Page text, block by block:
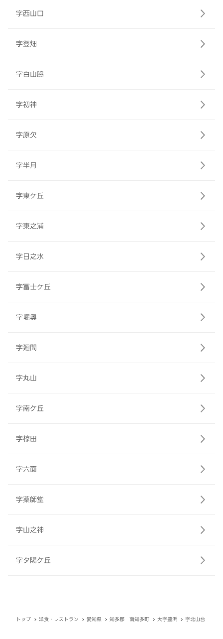
字西山口
字登畑
字白山脇
字初神
字原欠
字半月
字東ケ丘
字東之浦
字日之水
字冨士ケ丘
字堀奥
字廻間
字丸山
字南ケ丘
字椋田
字六面
字薬師堂
字山之神
字夕陽ケ丘
トップ 洋食・レストラン 愛知県 知多郡 南知多町 大字豊浜 字北山台